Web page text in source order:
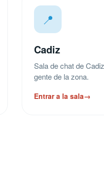
📍
Cadiz
Sala de chat de
gente de la zona.
Entrar a la sala→